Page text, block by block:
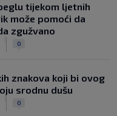
tijekom ljetnih
može pomoći da
zgužvano
0
znakova koji bi ovog
srodnu dušu
0